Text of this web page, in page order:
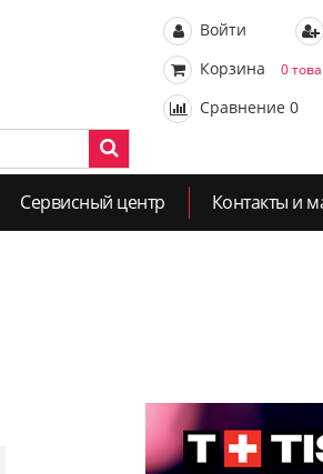
Войти
Корзина
0
Сравнение 0
Сервисный центр Контакты и